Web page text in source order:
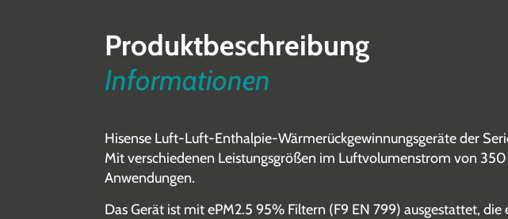
Produktbeschreibung
Informationen
Hisense Luft-Luft-Enthalpie-Wärmerück­gewinnungsgeräte der
Mit verschiedenen Leistungsgrößen im Luftvolumenstrom von
Anwendungen.
Das Gerät ist mit ePM2.5 95% Filtern (F9 EN 799) ausgestattet,